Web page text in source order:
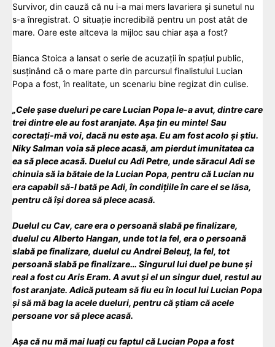
Survivor, din cauză că nu i-a mai mers lavariera și sunetul nu
s-a înregistrat. O situație incredibilă pentru un post atât de
mare. Oare este altceva la mijloc sau chiar așa a fost?
Bianca Stoica a lansat o serie de acuzații în spațiul public,
susținând că o mare parte din parcursul finalistului Lucian
Popa a fost, în realitate, un scenariu bine regizat din culise.
„Cele șase dueluri pe care Lucian Popa le-a avut, dintre care
trei dintre ele au fost aranjate. Așa țin eu minte! Sau
corectați-mă voi, dacă nu este așa. Eu am fost acolo și știu.
Niky Salman voia să plece acasă, am pierdut imunitatea ca
ea să plece acasă. Duelul cu Adi Petre, unde săracul Adi se
chinuia să ia bătaie de la Lucian Popa, pentru că Lucian nu
era capabil să-l bată pe Adi, în condițiile în care el se lăsa,
pentru că își dorea să plece acasă.
Duelul cu Cav, care era o persoană slabă pe finalizare,
duelul cu Alberto Hangan, unde tot la fel, era o persoană
slabă pe finalizare, duelul cu Andrei Beleuț, la fel, tot
persoană slabă pe finalizare… Singurul lui duel pe bune și
real a fost cu Aris Eram. A avut și el un singur duel, restul au
fost aranjate. Adică puteam să fiu eu în locul lui Lucian Popa
și să mă bag la acele dueluri, pentru că știam că acele
persoane vor să plece acasă.
Așa că nu mă mai luați cu faptul că Lucian Popa a fost